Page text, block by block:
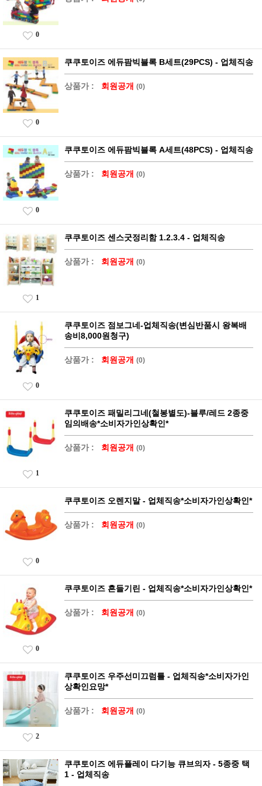
0
쿠쿠토이즈 에듀팜빅블록 B세트(29PCS) - 업체직송
상품가 : 회원공개 (0)
0
쿠쿠토이즈 에듀팜빅블록 A세트(48PCS) - 업체직송
상품가 : 회원공개 (0)
0
쿠쿠토이즈 센스굿정리함 1.2.3.4 - 업체직송
상품가 : 회원공개 (0)
1
쿠쿠토이즈 점보그네-업체직송(변심반품시 왕복배
송비8,000원청구)
상품가 : 회원공개 (0)
0
쿠쿠토이즈 패밀리그네(철봉별도)-블루/레드 2종중
임의배송*소비자가인상확인*
상품가 : 회원공개 (0)
1
쿠쿠토이즈 오렌지말 - 업체직송*소비자가인상확인*
상품가 : 회원공개 (0)
0
쿠쿠토이즈 흔들기린 - 업체직송*소비자가인상확인*
상품가 : 회원공개 (0)
0
쿠쿠토이즈 우주선미끄럼틀 - 업체직송*소비자가인
상확인요망*
상품가 : 회원공개 (0)
2
쿠쿠토이즈 에듀플레이 다기능 큐브의자 - 5종중 택
1 - 업체직송